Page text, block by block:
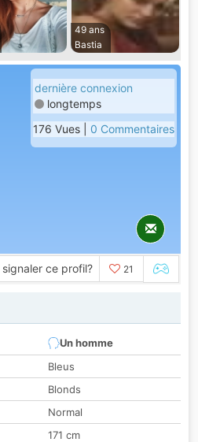
49 ans
Bastia
dernière connexion
longtemps
176 Vues | 0 Commentaires
signaler ce profil? 21
Un homme
Bleus
Blonds
Normal
171 cm